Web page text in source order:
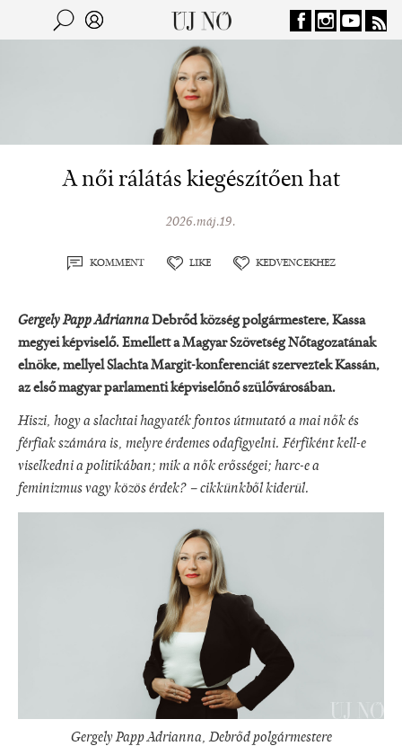
Jump to navigation
Kereső
A női rálátás kiegészítően hat
2026.máj.19.
KOMMENT LIKE KEDVENCEKHEZ
Gergely Papp AdriannaDebrőd község polgármestere, Kassa
megyei képviselő. Emellett a Magyar Szövetség Nőtagozatának
elnöke, mellyel Slachta Margit-konferenciát szerveztek Kassán,
az első magyar parlamenti képviselőnő szülővárosában.
Hiszi, hogy a slachtai hagyaték fontos útmutató a mai nők és
férfiak számára is, melyre érdemes odafigyelni. Férfiként kell-e
viselkedni a politikában; mik a nők erősségei; harc-e a
feminizmus vagy közös érdek? – cikkünkből kiderül.
Gergely Papp Adrianna, Debrőd polgármestere